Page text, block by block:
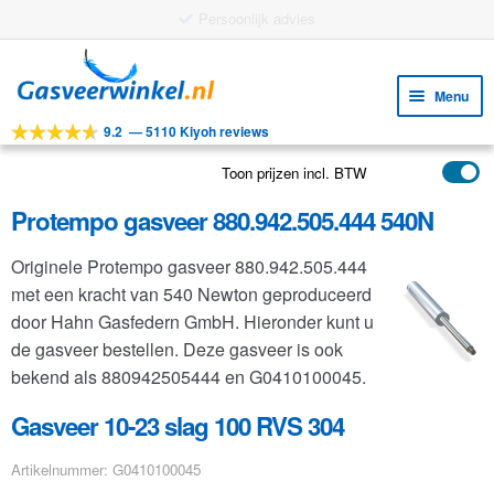
door
navigatie
naar
inhoud
Menu
Tools
Toepassingen
Klantenservice
FAQ
9.2 —5110 Kiyoh reviews
Toon prijzen incl. BTW
Protempo gasveer 880.942.505.444 540N
Originele Protempo gasveer 880.942.505.444
met een kracht van 540 Newton geproduceerd
door Hahn Gasfedern GmbH. Hieronder kunt u
de gasveer bestellen. Deze gasveer is ook
bekend als 880942505444 en G0410100045.
Gasveer 10-23 slag 100 RVS 304
Artikelnummer: G0410100045